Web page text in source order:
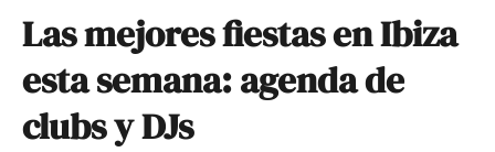
Las mejores fiestas en Ibiza
esta semana: agenda de
clubs y DJs